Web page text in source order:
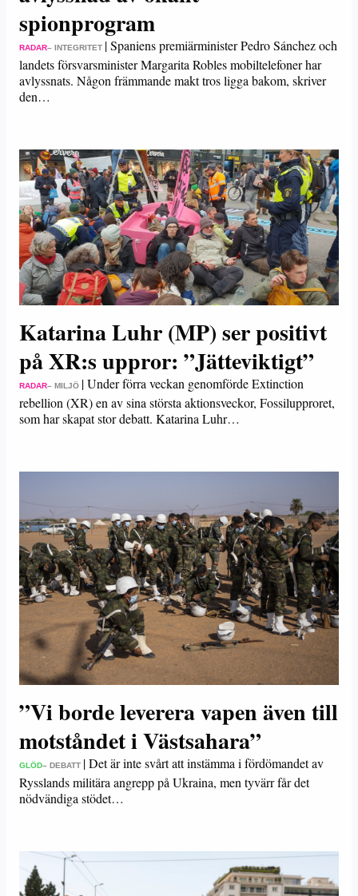
spionprogram
RADAR– INTEGRITET |Spaniens premiärminister Pedro Sánchez och
landets försvarsminister Margarita Robles mobiltelefoner har
avlyssnats. Någon främmande makt tros ligga bakom, skriver
den…
Katarina Luhr (MP) ser positivt
på XR:s uppror: ”Jätteviktigt”
RADAR– MILJÖ |Under förra veckan genomförde Extinction
rebellion (XR) en av sina största aktionsveckor, Fossilupproret,
som har skapat stor debatt. Katarina Luhr…
”Vi borde leverera vapen även till
motståndet i Västsahara”
GLÖD– DEBATT |Det är inte svårt att instämma i fördömandet av
Rysslands militära angrepp på Ukraina, men tyvärr får det
nödvändiga stödet…